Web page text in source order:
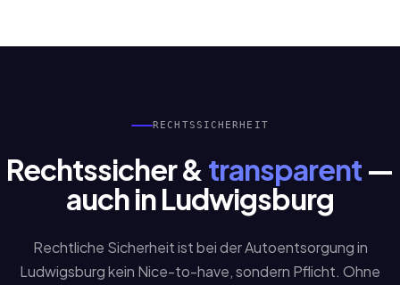
RECHTSSICHERHEIT
Rechtssicher & transparent—
auch in Ludwigsburg
Rechtliche Sicherheit ist bei der Autoentsorgung in
Ludwigsburg kein Nice-to-have, sondern Pflicht. Ohne